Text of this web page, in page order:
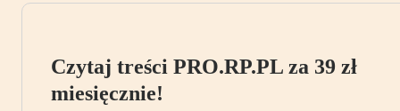
Czytaj treści PRO.RP.PL za 39 zł
miesięcznie!